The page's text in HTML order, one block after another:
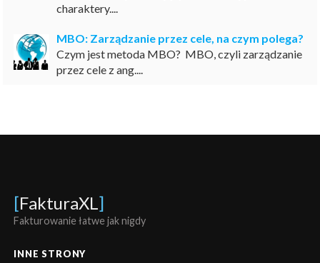
charaktery....
MBO: Zarządzanie przez cele, na czym polega?
Czym jest metoda MBO? MBO, czyli zarządzanie
przez cele z ang....
[FakturaXL ]
Fakturowanie łatwe jak nigdy
INNE STRONY